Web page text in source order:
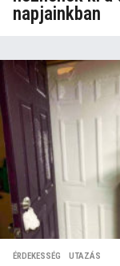
napjainkban
ÉRDEKESSÉG ,UTAZÁS